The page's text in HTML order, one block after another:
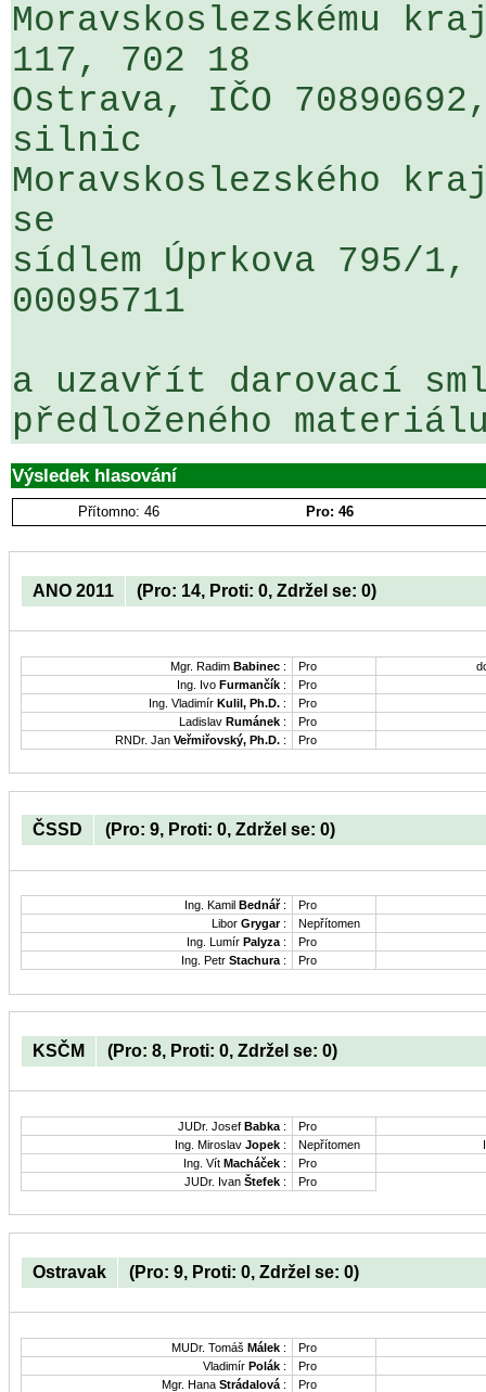
Moravskoslezskému
117, 702 18
Ostrava, IČO
silnic
Moravskoslezského
se
sídlem Úprkova 795/
00095711
a uzavřít darovací
předloženého
Výsledek hlasování
Přítomno: 46 Pro: 46
ANO 2011 (Pro: 14, Proti: 0, Zdržel se: 0)
Mgr. Radim Babinec : Pro
Ing. Ivo Furmančík :
Pro
Ing. Vladimír Kulil, Ph.D. :
Pro
Ladislav Rumánek :
Pro
RNDr. Jan Veřmiřovský, Ph.D. : Pro
ČSSD (Pro: 9, Proti: 0, Zdržel se: 0)
Ing. Kamil Bednář:
Pro
Libor Grygar:
Nepřítomen
Ing. Lumír Palyza:
Pro
Ing. Petr Stachura: Pro
KSČM (Pro: 8, Proti: 0, Zdržel se: 0)
JUDr. Josef Babka :
Pro
Ing. Miroslav Jopek : Nepřítomen
Ing. Vít Macháček :
Pro
JUDr. Ivan Štefek : Pro
Ostravak (Pro: 9, Proti: 0, Zdržel se: 0)
MUDr. Tomáš Málek :
Pro
Vladimír Polák :
Pro
Mgr. Hana Strádalová :
Pro